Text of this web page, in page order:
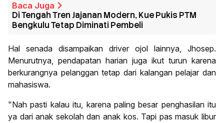
Baca Juga
Di Tengah Tren Jajanan Modern, Kue Pukis PTM
Bengkulu Tetap Diminati Pembeli
Hal senada disampaikan driver ojol lainnya, Jhosep.
Menurutnya, pendapatan harian juga ikut turun karena
berkurangnya pelanggan tetap dari kalangan pelajar dan
mahasiswa.
"Nah pasti kalau itu, karena paling besar penghasilan itu
ya dari anak sekolah dan anak kos. Tapi pas masuk libur